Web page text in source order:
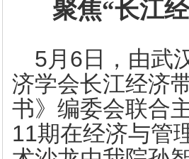
聚焦“长江
5月 6 日，由武
济学会长江经济
书》编委会联合
11期在经济与管